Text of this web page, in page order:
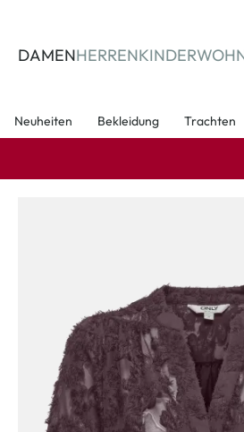
DAMENHERRENKINDER
Neuheiten Bekleidung Trachten